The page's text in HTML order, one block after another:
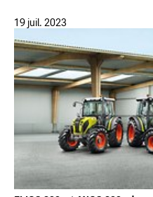
19 juil. 2023